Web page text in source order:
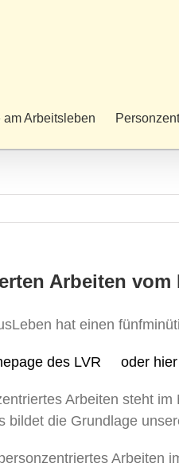
am Arbeitsleben
Arbeiten vom
hat einen
des LVR oder
Arbeiten steht
bildet die Grundlage
Arbeiten